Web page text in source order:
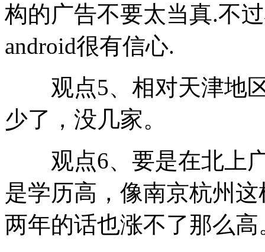
构的广告不要太当真.不
android很有信心.
观点5、相对天津地区
少了，没几家。
观点6、要是在北上广
是学历高，像南京杭州
两年的话也涨不了那么高